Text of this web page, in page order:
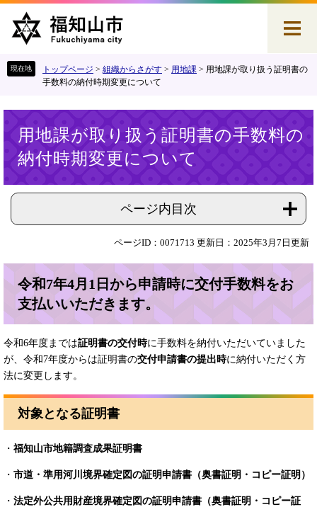
す
し
トップページ > 組織からさがす > 用地課 > 用地課が取り扱う証明書の
手数料の納付時期変更について
用地課が取り扱う証明書の手数料の
納付時期変更について
ページ内目次
ページID：0071713 更新日：2025年3月7日更新
令和7年4月1日から申請時に交付手数料をお
支払いいただきます。
令和6年度までは証明書の交付時に手数料を納付いただいていました
が、令和7年度からは証明書の交付申請書の提出時に納付いただく方
法に変更します。
対象となる証明書
・ 福知山市地籍調査成果証明書
・ 市道・準用河川境界確定図の証明申請書（奥書証明・コピー証明）
・ 法定外公共用財産境界確定図の証明申請書（奥書証明・コピー証